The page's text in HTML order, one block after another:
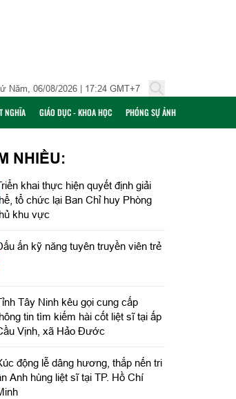
Năm, 06/08/2026 | 17:24 GMT+7
NGHĨA GIÁO DỤC - KHOA HỌC PHÓNG SỰ ẢNH
NHIỀU:
khai thực hiện quyết định giải
tổ chức lại Ban Chỉ huy Phòng
khu vực
ấn kỹ năng tuyên truyền viên trẻ
Tây Ninh kêu gọi cung cấp
tin tìm kiếm hài cốt liệt sĩ tại ấp
Vịnh, xã Hảo Đước
động lễ dâng hương, thắp nến tri
Anh hùng liệt sĩ tại TP. Hồ Chí